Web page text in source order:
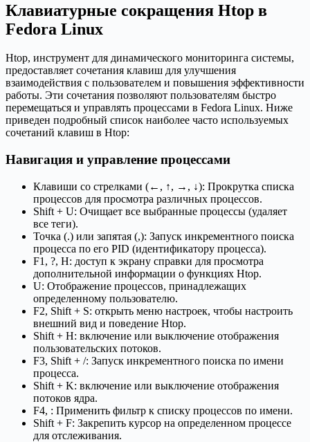
Клавиатурные сокращения Htop в
Fedora Linux
Htop, инструмент для динамического мониторинга системы,
предоставляет сочетания клавиш для улучшения
взаимодействия с пользователем и повышения эффективности
работы. Эти сочетания позволяют пользователям быстро
перемещаться и управлять процессами в Fedora Linux. Ниже
приведен подробный список наиболее часто используемых
сочетаний клавиш в Htop:
Навигация и управление процессами
Клавиши со стрелками (←, ↑, →, ↓): Прокрутка списка
процессов для просмотра различных процессов.
Shift + U: Очищает все выбранные процессы (удаляет
все теги).
Точка (.) или запятая (,): Запуск инкрементного поиска
процесса по его PID (идентификатору процесса).
F1, ?, H: доступ к экрану справки для просмотра
дополнительной информации о функциях Htop.
U: Отображение процессов, принадлежащих
определенному пользователю.
F2, Shift + S: открыть меню настроек, чтобы настроить
внешний вид и поведение Htop.
Shift + H: включение или выключение отображения
пользовательских потоков.
F3, Shift + /: Запуск инкрементного поиска по имени
процесса.
Shift + K: включение или выключение отображения
потоков ядра.
F4, : Применить фильтр к списку процессов по имени.
Shift + F: Закрепить курсор на определенном процессе
для отслеживания.